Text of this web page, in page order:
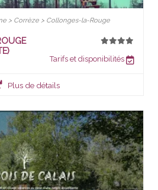
> Corrèze > Collonges-la-Rouge
Tarifs et disponibilités
Plus de détails